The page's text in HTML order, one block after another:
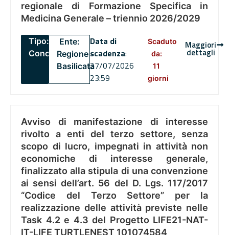
regionale di Formazione Specifica in
Medicina Generale – triennio 2026/2029
Tipo:
Concorsi
Ente:
Regione
Basilicata
Data di
scadenza:
27/07/2026
23:59
Scaduto
da:
11
giorni
Maggiori
dettagli
Avviso di manifestazione di interesse
rivolto a enti del terzo settore, senza
scopo di lucro, impegnati in attività non
economiche di interesse generale,
finalizzato alla stipula di una convenzione
ai sensi dell’art. 56 del D. Lgs. 117/2017
“Codice del Terzo Settore” per la
realizzazione delle attività previste nelle
Task 4.2 e 4.3 del Progetto LIFE21-NAT-
IT-LIFE TURTLENEST 101074584